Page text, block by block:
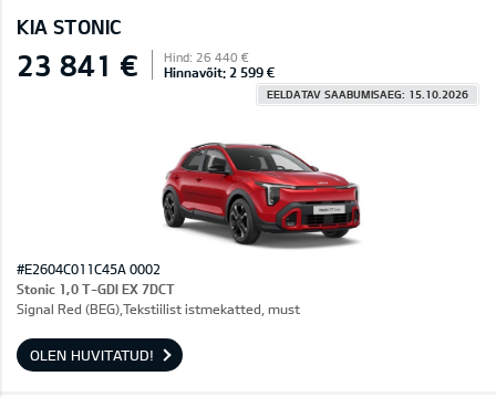
KIA STONIC
23 841 € Hind: 26 440 €
Hinnavõit: 2 599 €
EELDATAV SAABUMISAEG: 15.10.2026
#E2604C011C45A 0002
Stonic 1,0 T-GDI EX 7DCT
Signal Red (BEG),Tekstiilist istmekatted, must
OLEN HUVITATUD!